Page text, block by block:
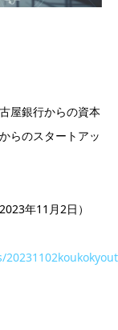
屋銀行からの資本
らのスタートアッ
年11月2日）